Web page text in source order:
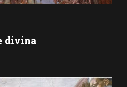
divina